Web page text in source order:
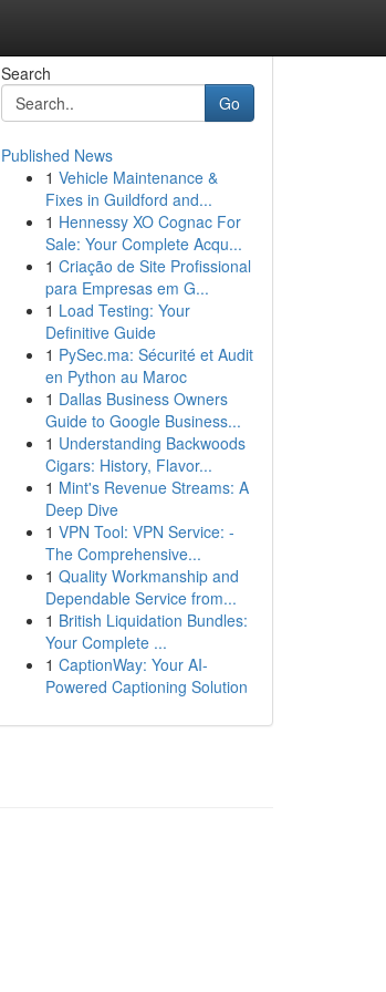
Search
Go
Published News
1 Vehicle Maintenance &
Fixes in Guildford and...
1 Hennessy XO Cognac For
Sale: Your Complete Acqu...
1 Criação de Site Profissional
para Empresas em G...
1 Load Testing: Your
Definitive Guide
1 PySec.ma: Sécurité et Audit
en Python au Maroc
1 Dallas Business Owners
Guide to Google Business...
1 Understanding Backwoods
Cigars: History, Flavor...
1 Mint's Revenue Streams: A
Deep Dive
1 VPN Tool: VPN Service: -
The Comprehensive...
1 Quality Workmanship and
Dependable Service from...
1 British Liquidation Bundles:
Your Complete ...
1 CaptionWay: Your AI-
Powered Captioning Solution